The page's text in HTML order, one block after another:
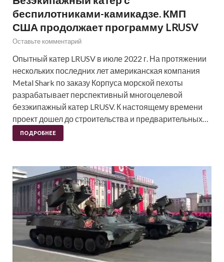
беспилотниками-камикадзе. КМП
США продолжает программу LRUSV
Оставьте комментарий
Опытный катер LRUSV в июле 2022 г. На протяжении
нескольких последних лет американская компания
Metal Shark по заказу Корпуса морской пехоты
разрабатывает перспективный многоцелевой
безэкипажный катер LRUSV. К настоящему времени
проект дошел до строительства и предварительных…
ПОДРОБНЕЕ